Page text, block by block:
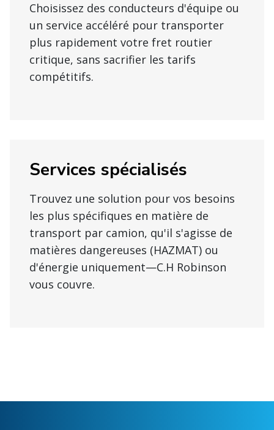
Choisissez des conducteurs d'équipe ou
un service accéléré pour transporter
plus rapidement votre fret routier
critique, sans sacrifier les tarifs
compétitifs.
Services spécialisés
Trouvez une solution pour vos besoins
les plus spécifiques en matière de
transport par camion, qu'il s'agisse de
matières dangereuses (HAZMAT) ou
d'énergie uniquement—C.H Robinson
vous couvre.